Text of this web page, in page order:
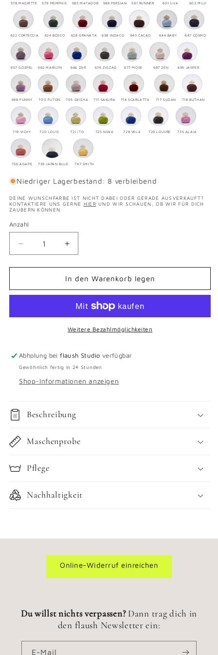
578 MAGRITTE 579 MEMPHIS 583 MATADOR 588 PERSIAN 591 RUNNER 601 UVA 603 MUJI
622 CORTECCIA 624 BOSCO 628 GRANATA 638 INDACO 643 CACAO 644 BABY 647 COSMO
657 GOSPEL 662 MARILYN 666 ZAR 676 ZIGZAG 677 MOSE 687 ZEN 695 JASPER
698 FUNNY 700 FUTON 705 GEISHA 711 SAKURA 714 SCARLATTA 717 SUDAN 718 BUTHAN
719 VICHY 720 LOUIS 721 ITO 725 NIWA 728 VELA 729 LOUVRE 735 ALAIA
736 AGAPE 739 JAPAN BLUE 747 SMITH
Niedriger Lagerbestand: 8 verbleibend
DEINE WUNSCHFARBE IST NICHT DABEI ODER GERADE AUSVERKAUFT?
KONTAKTIERE UNS GERNE HIER UND WIR SCHAUEN, OB WIR FÜR DICH
ZAUBERN KÖNNEN
Anzahl
Verringere
die
Menge
Cashmere
Erhöhe
die
Menge
für
Cashmere
In den Warenkorb legen
Weitere Bezahlmöglichkeiten
Abholung beiflaush Studio verfügbar
Gewöhnlich fertig in 24 Stunden
Shop-Informationen anzeigen
Beschreibung
Maschenprobe
Pflege
Nachhaltigkeit
Online-Widerruf einreichen
Du willst nichts verpassen? Dann trag dich in
den flaush Newsletter ein:
E-Mail